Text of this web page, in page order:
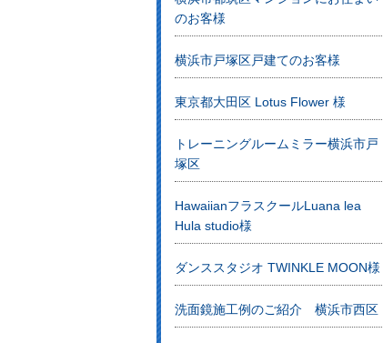
のお客様
横浜市戸塚区戸建てのお客様
東京都大田区 Lotus Flower 様
トレーニングルームミラー横浜市戸
塚区
HawaiianフラスクールLuana lea
Hula studio様
ダンススタジオ TWINKLE MOON様
洗面鏡施工例のご紹介 横浜市西区